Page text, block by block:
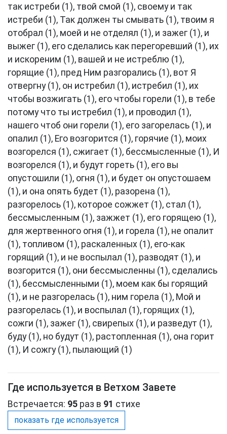
так истреби (1), твой смой (1), своему и так
истреби (1), Так должен ты смывать (1), твоим я
отобрал (1), моей и не отделял (1), и зажег (1), и
выжег (1), его сделались как перегоревший (1), их
и искореним (1), вашей и не истреблю (1),
горящие (1), пред Ним разгорались (1), вот Я
отвергну (1), он истребил (1), истребил (1), их
чтобы возжигать (1), его чтобы горели (1), в тебе
потому что ты истребил (1), и проводил (1),
нашего чтоб они горели (1), его загорелась (1), и
опалил (1), Его возгорится (1), горячие (1), моих
возгорелся (1), сжигает (1), бессмысленные (1), И
возгорелся (1), и будут гореть (1), его вы
опустошили (1), огня (1), и будет он опустошаем
(1), и она опять будет (1), разорена (1),
разгорелось (1), которое сожжет (1), стал (1),
бессмысленным (1), зажжет (1), его горящею (1),
для жертвенного огня (1), и горела (1), не опалит
(1), топливом (1), раскаленных (1), его-как
горящий (1), и не воспылал (1), разводят (1), и
возгорится (1), они бессмысленны (1), сделались
(1), бессмысленными (1), моем как бы горящий
(1), и не разгорелась (1), ним горела (1), Мой и
разгорелась (1), и воспылал (1), горящих (1),
сожги (1), зажег (1), свирепых (1), и разведут (1),
буду (1), но будут (1), растопленная (1), она горит
(1), И сожгу (1), пылающий (1)
Где используется в Ветхом Завете
Встречается: 95 раз в 91 стихе
показать где используется